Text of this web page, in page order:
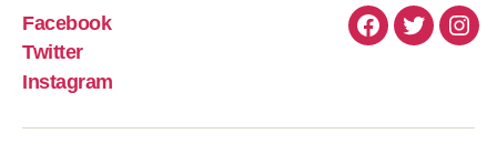
Facebook
Twitter
Instagram
Facebook
Twitter